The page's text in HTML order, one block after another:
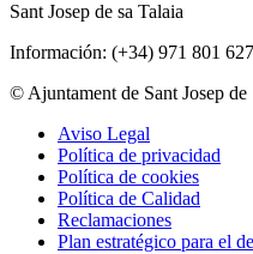
Sant Josep de sa Talaia
Información: (+34) 971 801 627
© Ajuntament de Sant Josep de
Aviso Legal
Política de privacidad
Política de cookies
Política de Calidad
Reclamaciones
Plan estratégico para el